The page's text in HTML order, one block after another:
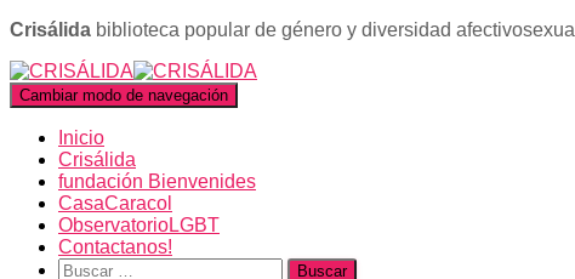
Crisálida biblioteca popular de género y diversidad afectivosexual
Cambiar modo de navegación
Inicio
Crisálida
fundación Bienvenides
CasaCaracol
ObservatorioLGBT
Contactanos!
Buscar: